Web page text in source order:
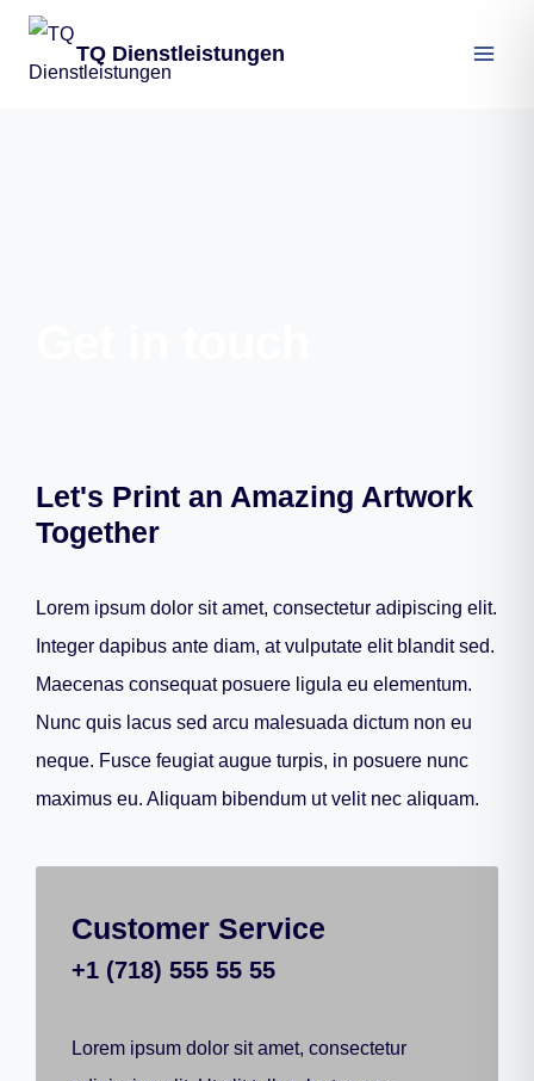
TQ Dienstleistungen
Let's Print an Amazing Artwork
Together
Lorem ipsum dolor sit amet, consectetur adipiscing elit.
Integer dapibus ante diam, at vulputate elit blandit sed.
Maecenas consequat posuere ligula eu elementum.
Nunc quis lacus sed arcu malesuada dictum non eu
neque. Fusce feugiat augue turpis, in posuere nunc
maximus eu. Aliquam bibendum ut velit nec aliquam.
Customer Service
+1 (718) 555 55 55
Lorem ipsum dolor sit amet, consectetur